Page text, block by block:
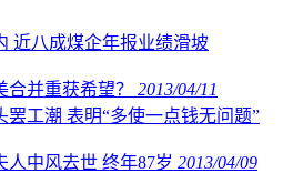
近八成煤企年报业绩滑坡
并重获希望？
2013/04/11
罢工潮 表明“多使一点钱无问题”
人中风去世 终年87岁 2013/04/09